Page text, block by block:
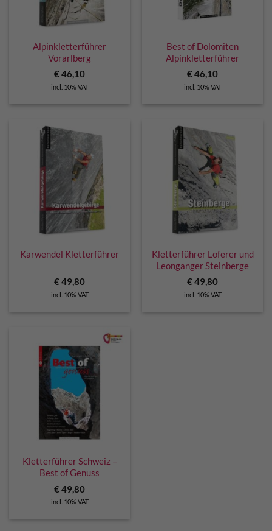
Alpinkletterführer
Vorarlberg
€46,10
incl. 10% VAT
Best of Dolomiten
Alpinkletterführer
€46,10
incl. 10% VAT
Karwendel Kletterführer
€49,80
incl. 10% VAT
Kletterführer Loferer und
Leonganger Steinberge
€49,80
incl. 10% VAT
Kletterführer Schweiz –
Best of Genuss
€49,80
incl. 10% VAT